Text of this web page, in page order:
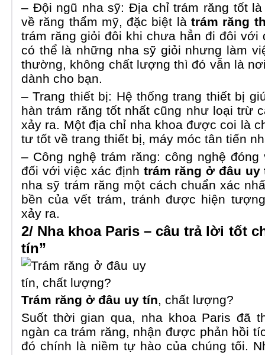
– Đội ngũ nha sỹ: Địa chỉ trám răng tốt
về răng thẩm mỹ, đặc biệt là trám răng
trám răng giỏi đôi khi chưa hẳn đi đôi với
có thể là những nha sỹ giỏi nhưng làm
thường, không chất lượng thì đó vẫn là
dành cho bạn.
– Trang thiết bị: Hệ thống trang thiết bị
hàn trám răng tốt nhất cũng như loại trừ
xảy ra. Một địa chỉ nha khoa được coi là
tư tốt về trang thiết bị, máy móc tân tiến
– Công nghệ trám răng: công nghệ
đối với việc xác định trám răng ở đâu uy
nha sỹ trám răng một cách chuẩn xác
bền của vết trám, tránh được hiện
xảy ra.
2/ Nha khoa Paris – câu trả lời tốt
tín”
Trám răng ở đâu uy tín, chất lượng?
Suốt thời gian qua, nha khoa Paris đã
ngàn ca trám răng, nhận được phản hồi
đó chính là niềm tự hào của chúng tối.